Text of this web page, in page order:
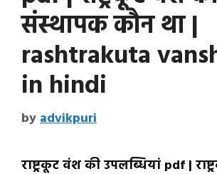
संस्थापक कौन था |
rashtrakuta
in hindi
byadvikpuri
राष्ट्रकूट वंश की उपलब्धियां pdf |